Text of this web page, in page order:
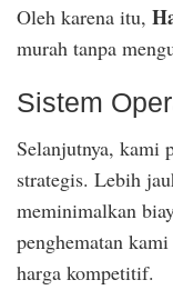
Oleh karena itu,
murah tanpa
Sistem
Selanjutnya, kami
strategis. Lebih
meminimalkan
penghematan
harga kompetitif.